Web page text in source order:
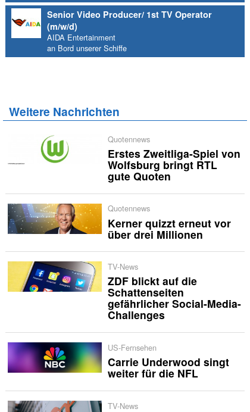
Senior Video Producer/ 1st TV Operator
(m/w/d)
AIDA Entertainment
an Bord unserer Schiffe
Weitere Nachrichten
Quotennews
Erstes Zweitliga-Spiel von
Wolfsburg bringt RTL
gute Quoten
Quotennews
Kerner quizzt erneut vor
über drei Millionen
TV-News
ZDF blickt auf die
Schattenseiten
gefährlicher Social-Media-
Challenges
US-Fernsehen
Carrie Underwood singt
weiter für die NFL
TV-News